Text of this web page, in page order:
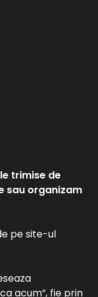
trimise de
sau organizam
pe site-ul
acum”, fie prin